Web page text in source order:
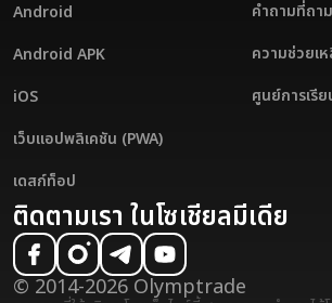
Android
Android APK
iOS
เว็บแอปพลิเคชัน (PWA)
เดสก์ท็อป
คำถามที่ถา
ความช่วยเ
ศูนย์การเรี
ติดตามเรา ในโซเชียลมีเดีย
© 2014-2026 Olymptrade